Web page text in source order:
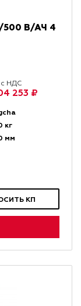
500 В/АЧ 4
с НДС
253 ₽
кг
мм
КП